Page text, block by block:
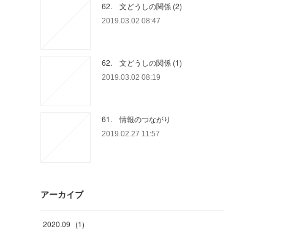
62. 文どうしの関係 (2)
2019.03.02 08:47
62. 文どうしの関係 (1)
2019.03.02 08:19
61. 情報のつながり
2019.02.27 11:57
アーカイブ
2020.09 (1)